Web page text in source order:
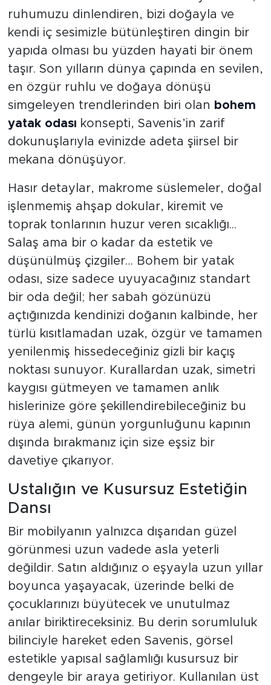
ruhumuzu dinlendiren, bizi doğayla ve
kendi iç sesimizle bütünleştiren dingin bir
yapıda olması bu yüzden hayati bir önem
taşır. Son yılların dünya çapında en sevilen,
en özgür ruhlu ve doğaya dönüşü
simgeleyen trendlerinden biri olan bohem
yatak odası konsepti, Savenis’in zarif
dokunuşlarıyla evinizde adeta şiirsel bir
mekana dönüşüyor.
Hasır detaylar, makrome süslemeler, doğal
işlenmemiş ahşap dokular, kiremit ve
toprak tonlarının huzur veren sıcaklığı...
Salaş ama bir o kadar da estetik ve
düşünülmüş çizgiler… Bohem bir yatak
odası, size sadece uyuyacağınız standart
bir oda değil; her sabah gözünüzü
açtığınızda kendinizi doğanın kalbinde, her
türlü kısıtlamadan uzak, özgür ve tamamen
yenilenmiş hissedeceğiniz gizli bir kaçış
noktası sunuyor. Kurallardan uzak, simetri
kaygısı gütmeyen ve tamamen anlık
hislerinize göre şekillendirebileceğiniz bu
rüya alemi, günün yorgunluğunu kapının
dışında bırakmanız için size eşsiz bir
davetiye çıkarıyor.
Ustalığın ve Kusursuz Estetiğin
Dansı
Bir mobilyanın yalnızca dışarıdan güzel
görünmesi uzun vadede asla yeterli
değildir. Satın aldığınız o eşyayla uzun yıllar
boyunca yaşayacak, üzerinde belki de
çocuklarınızı büyütecek ve unutulmaz
anılar biriktireceksiniz. Bu derin sorumluluk
bilinciyle hareket eden Savenis, görsel
estetikle yapısal sağlamlığı kusursuz bir
dengeyle bir araya getiriyor. Kullanılan üst